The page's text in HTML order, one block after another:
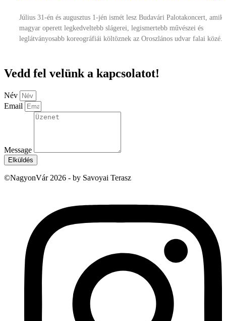
Július 31-én és augusztus 1-jén ismét lesz Budavári Palotakoncert,
magyar operett legkedveltebb slágerei, legismertebb művészei és
leglátványosabb koreográfiái költöznek az Oroszlános udvar falai közé.
Vedd fel velünk a kapcsolatot!
Név
Email
Message
Elküldés
©NagyonVár 2026 - by Savoyai Terasz